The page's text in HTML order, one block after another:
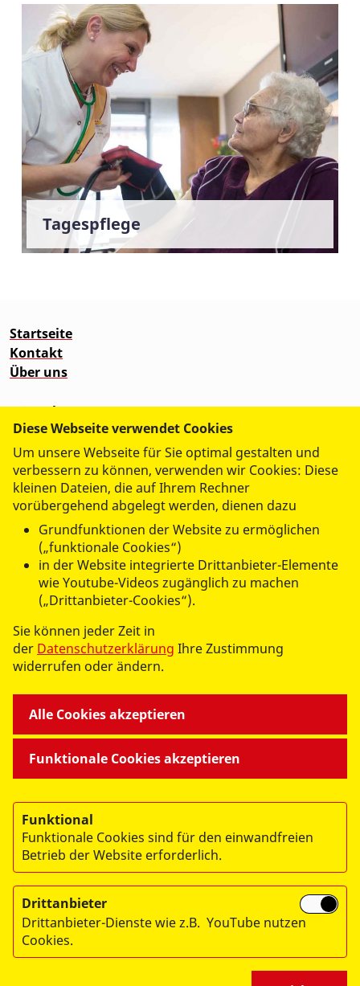
Tagespflege
Startseite
Kontakt
Über uns
Wünschewagen
UNSERE ANGEBOTE
ÜBER UNS
Impressum
Datenschutz
Barrierefreiheit
Diese Webseite verwendet Cookies
Um unsere Webseite für Sie optimal gestalten und
verbessern zu können, verwenden wir Cookies: Diese
kleinen Dateien, die auf Ihrem Rechner
vorübergehend abgelegt werden, dienen dazu
Grundfunktionen der Website zu ermöglichen
(„funktionale Cookies“)
in der Website integrierte Drittanbieter-Elemente
wie Youtube-Videos zugänglich zu machen
(„Drittanbieter-Cookies“).
Sie können jeder Zeit in
der Datenschutzerklärung Ihre Zustimmung
widerrufen oder ändern.
Funktionale Cookies akzeptieren
Alle Cookies akzeptieren
Funktional
Funktionale Cookies sind für den einwandfreien
Betrieb der Website erforderlich.
Drittanbieter
Drittanbieter-Dienste wie z.B. YouTube nutzen
Cookies.